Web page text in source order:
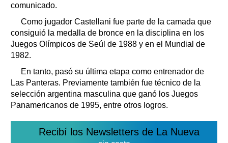
comunicado.
Como jugador Castellani fue parte de la camada que
consiguió la medalla de bronce en la disciplina en los
Juegos Olímpicos de Seúl de 1988 y en el Mundial de
1982.
En tanto, pasó su última etapa como entrenador de
Las Panteras. Previamente también fue técnico de la
selección argentina masculina que ganó los Juegos
Panamericanos de 1995, entre otros logros.
Recibí los Newsletters de La Nueva